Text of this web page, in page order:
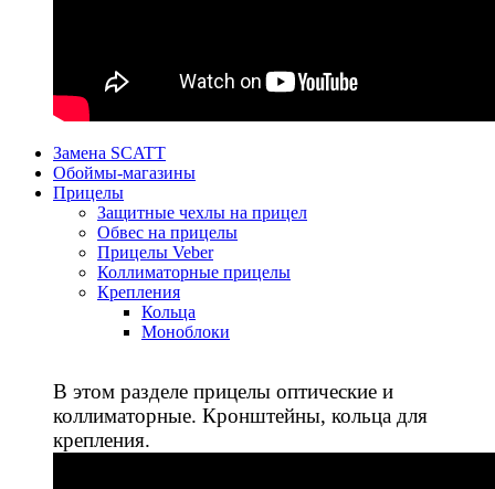
Замена SCATT
Обоймы-магазины
Прицелы
Защитные чехлы на прицел
Обвес на прицелы
Прицелы Veber
Коллиматорные прицелы
Крепления
Кольца
Моноблоки
В этом разделе прицелы оптические и
коллиматорные. Кронштейны, кольца для
крепления.